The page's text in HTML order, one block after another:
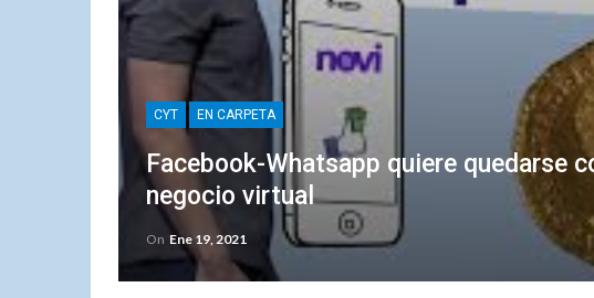
CYT EN CARPETA
Facebook-Whatsapp quiere quedarse
negocio virtual
On Ene 19, 2021